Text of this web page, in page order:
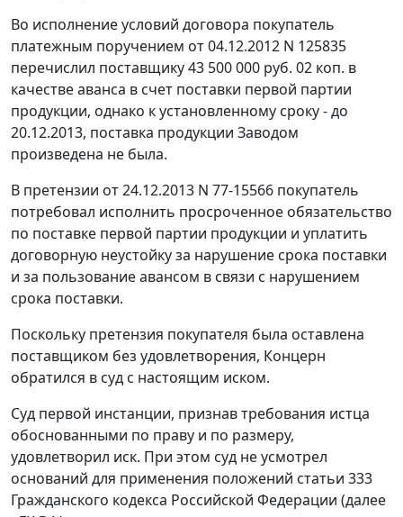
Во исполнение условий договора покупатель
платежным поручением от 04.12.2012 N 125835
перечислил поставщику 43 500 000 руб. 02 коп. в
качестве аванса в счет поставки первой партии
продукции, однако к установленному сроку - до
20.12.2013, поставка продукции Заводом
произведена не была.
В претензии от 24.12.2013 N 77-15566 покупатель
потребовал исполнить просроченное обязательство
по поставке первой партии продукции и уплатить
договорную неустойку за нарушение срока поставки
и за пользование авансом в связи с нарушением
срока поставки.
Поскольку претензия покупателя была оставлена
поставщиком без удовлетворения, Концерн
обратился в суд с настоящим иском.
Суд первой инстанции, признав требования истца
обоснованными по праву и по размеру,
удовлетворил иск. При этом суд не усмотрел
оснований для применения положений статьи 333
Гражданского кодекса Российской Федерации (далее